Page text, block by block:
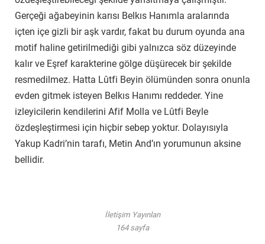
Gerçeği ağabeyinin karısı Belkıs Hanımla aralarında
içten içe gizli bir aşk vardır, fakat bu durum oyunda ana
motif haline getirilmediği gibi yalnızca söz düzeyinde
kalır ve Eşref karakterine gölge düşürecek bir şekilde
resmedilmez. Hatta Lûtfi Beyin ölümünden sonra onunla
evden gitmek isteyen Belkıs Hanımı reddeder. Yine
izleyicilerin kendilerini Afif Molla ve Lûtfi Beyle
özdeşleştirmesi için hiçbir sebep yoktur. Dolayısıyla
Yakup Kadri’nin tarafı, Metin And’ın yorumunun aksine
bellidir.
İletişim Yayınları
164 sayfa